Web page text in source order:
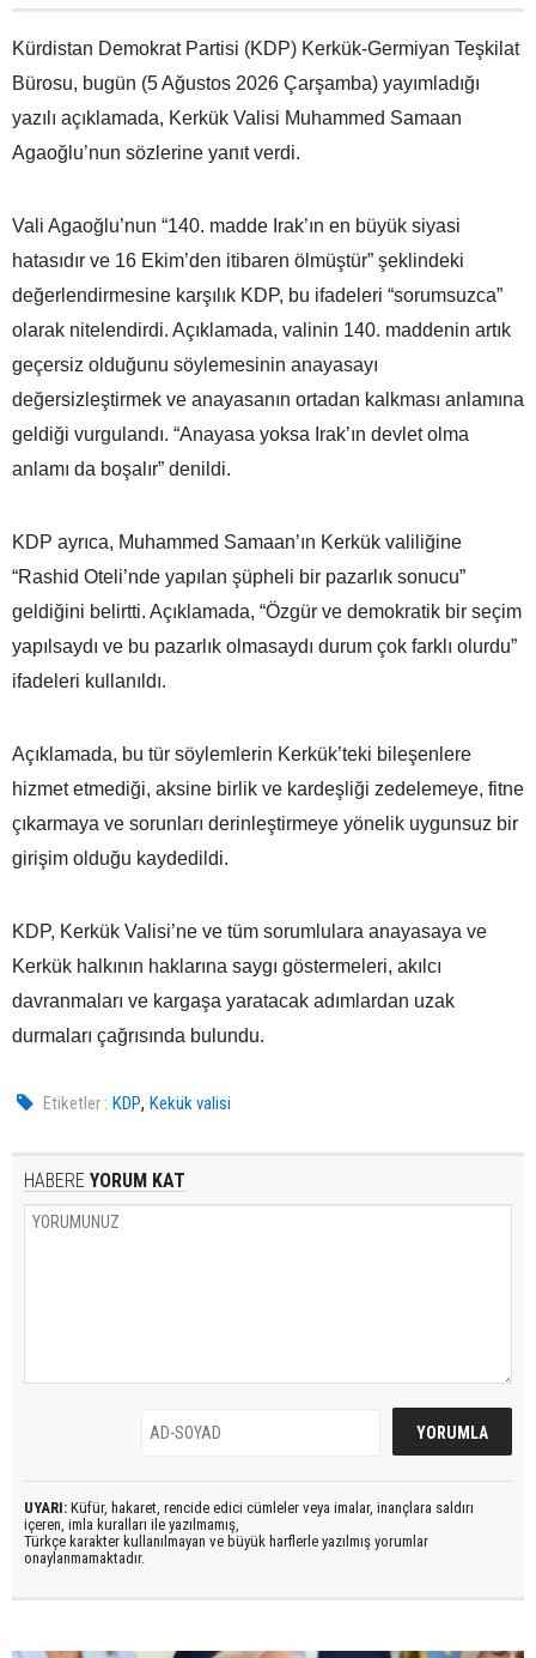
Kürdistan Demokrat Partisi (KDP) Kerkük-Germiyan Teşkilat
Bürosu, bugün (5 Ağustos 2026 Çarşamba) yayımladığı
yazılı açıklamada, Kerkük Valisi Muhammed Samaan
Agaoğlu’nun sözlerine yanıt verdi.
Vali Agaoğlu’nun “140. madde Irak’ın en büyük siyasi
hatasıdır ve 16 Ekim’den itibaren ölmüştür” şeklindeki
değerlendirmesine karşılık KDP, bu ifadeleri “sorumsuzca”
olarak nitelendirdi. Açıklamada, valinin 140. maddenin artık
geçersiz olduğunu söylemesinin anayasayı
değersizleştirmek ve anayasanın ortadan kalkması anlamına
geldiği vurgulandı. “Anayasa yoksa Irak’ın devlet olma
anlamı da boşalır” denildi.
KDP ayrıca, Muhammed Samaan’ın Kerkük valiliğine
“Rashid Oteli’nde yapılan şüpheli bir pazarlık sonucu”
geldiğini belirtti. Açıklamada, “Özgür ve demokratik bir seçim
yapılsaydı ve bu pazarlık olmasaydı durum çok farklı olurdu”
ifadeleri kullanıldı.
Açıklamada, bu tür söylemlerin Kerkük’teki bileşenlere
hizmet etmediği, aksine birlik ve kardeşliği zedelemeye, fitne
çıkarmaya ve sorunları derinleştirmeye yönelik uygunsuz bir
girişim olduğu kaydedildi.
KDP, Kerkük Valisi’ne ve tüm sorumlulara anayasaya ve
Kerkük halkının haklarına saygı göstermeleri, akılcı
davranmaları ve kargaşa yaratacak adımlardan uzak
durmaları çağrısında bulundu.
Etiketler : KDP,Kekük valisi
HABERE YORUM KAT
UYARI: Küfür, hakaret, rencide edici cümleler veya imalar, inançlara saldırı
içeren, imla kuralları ile yazılmamış,
Türkçe karakter kullanılmayan ve büyük harflerle yazılmış yorumlar
onaylanmamaktadır.